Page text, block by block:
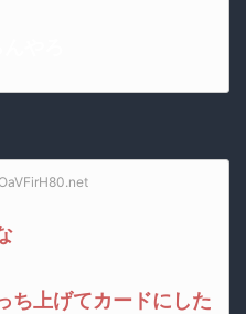
ち上げてカードにした